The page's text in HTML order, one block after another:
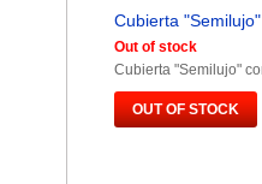
Cubierta
Out of stock
Cubierta "Semilujo"
OUT OF STOCK